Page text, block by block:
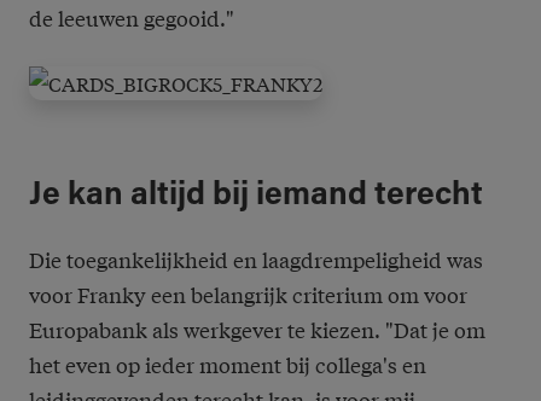
de leeuwen gegooid."
Je kan altijd bij iemand terecht
Die toegankelijkheid en laagdrempeligheid was
voor Franky een belangrijk criterium om voor
Europabank als werkgever te kiezen. "Dat je om
het even op ieder moment bij collega's en